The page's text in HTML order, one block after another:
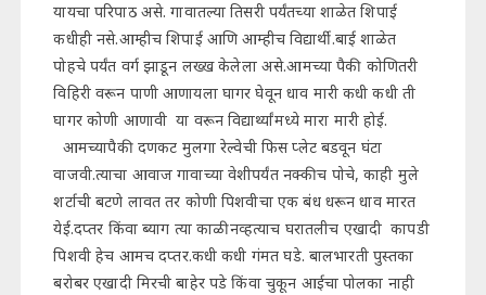
यायचा परिपाठ असे. गावातल्या तिसरी पर्यंतच्या शाळेत शिपाई
कधीही नसे.आम्हीच शिपाई आणि आम्हीच विद्यार्थी.बाई शाळेत
पोहचे पर्यंत वर्ग झाडून लख्ख केलेला असे.आमच्या पैकी कोणितरी
विहिरी वरून पाणी आणायला घागर घेवून धाव मारी कधी कधी ती
घागर कोणी आणावी या वरून विद्यार्थ्यांमध्ये मारा मारी होई.
आमच्यापैकी दणकट मुलगा रेल्वेची फिस प्लेट बडवून घंटा
वाजवी.त्याचा आवाज गावाच्या वेशीपर्यंत नक्कीच पोचे, काही मुले
शर्टाची बटणे लावत तर कोणी पिशवीचा एक बंध धरून धाव मारत
येई.दप्तर किंवा ब्याग त्या काळी नव्हत्याच घरातलीच एखादी कापडी
पिशवी हेच आमच दप्तर.कधी कधी गंमत घडे. बालभारती पुस्तका
बरोबर एखादी मिरची बाहेर पडे किंवा चुकून आईचा पोलका नाही